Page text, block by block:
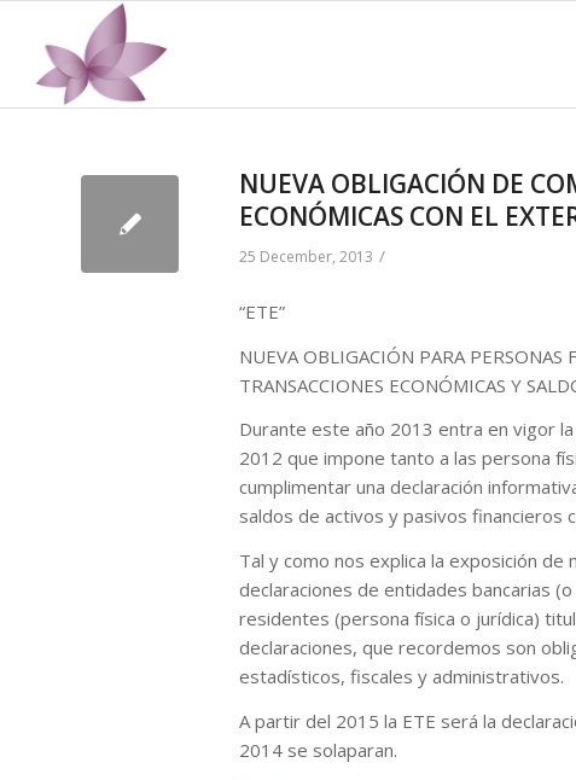
NUEVA OBLIGACIÓN DE
ECONÓMICAS CON EL
25 December, 2013 /
“ETE”
NUEVA OBLIGACIÓN PARA PERSONAS
TRANSACCIONES ECONÓMICAS Y
Durante este año 2013 entra en vigor
2012 que impone tanto a las persona
cumplimentar una declaración
saldos de activos y pasivos financieros
Tal y como nos explica la exposición
declaraciones de entidades bancarias
residentes (persona física o jurídica)
declaraciones, que recordemos son
estadísticos, fiscales y administrativos.
A partir del 2015 la ETE será la
2014 se solaparan.